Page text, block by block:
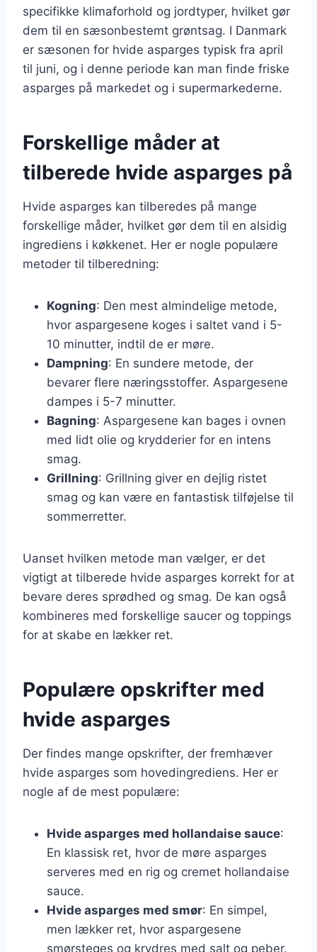
specifikke klimaforhold og jordtyper, hvilket gør
dem til en sæsonbestemt grøntsag. I Danmark
er sæsonen for hvide asparges typisk fra april
til juni, og i denne periode kan man finde friske
asparges på markedet og i supermarkederne.
Forskellige måder at
tilberede hvide asparges på
Hvide asparges kan tilberedes på mange
forskellige måder, hvilket gør dem til en alsidig
ingrediens i køkkenet. Her er nogle populære
metoder til tilberedning:
Kogning: Den mest almindelige metode,
hvor aspargesene koges i saltet vand i 5-
10 minutter, indtil de er møre.
Dampning: En sundere metode, der
bevarer flere næringsstoffer. Aspargesene
dampes i 5-7 minutter.
Bagning: Aspargesene kan bages i ovnen
med lidt olie og krydderier for en intens
smag.
Grillning: Grillning giver en dejlig ristet
smag og kan være en fantastisk tilføjelse til
sommerretter.
Uanset hvilken metode man vælger, er det
vigtigt at tilberede hvide asparges korrekt for at
bevare deres sprødhed og smag. De kan også
kombineres med forskellige saucer og toppings
for at skabe en lækker ret.
Populære opskrifter med
hvide asparges
Der findes mange opskrifter, der fremhæver
hvide asparges som hovedingrediens. Her er
nogle af de mest populære:
Hvide asparges med hollandaise sauce:
En klassisk ret, hvor de møre asparges
serveres med en rig og cremet hollandaise
sauce.
Hvide asparges med smør: En simpel,
men lækker ret, hvor aspargesene
smørsteges og krydres med salt og peber.